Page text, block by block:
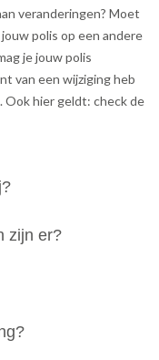
veranderingen? Moet
polis op een andere
je jouw polis
van een wijziging heb
Ook hier geldt: check de
zijn er?